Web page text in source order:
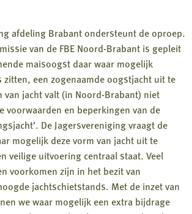
afdeling Brabant ondersteunt de oproep.
van de FBE Noord-Brabant is gepleit
maisoogst daar waar mogelijk
zitten, een zogenaamde oogstjacht uit te
van jacht valt (in Noord-Brabant) niet
voorwaarden en beperkingen van de
De Jagersvereniging vraagt de
mogelijk deze vorm van jacht uit te
veilige uitvoering centraal staat. Veel
voorkomen zijn in het bezit van
jachtschietstands. Met de inzet van
we waar mogelijk een extra bijdrage